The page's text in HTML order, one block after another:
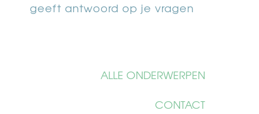
geeft antwoord op je vragen
ALLE ONDERWERPEN
CONTACT